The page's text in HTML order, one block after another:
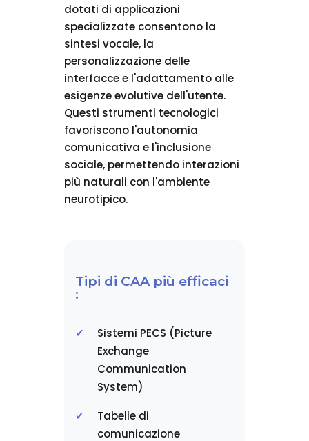
dotati di applicazioni
specializzate consentono la
sintesi vocale, la
personalizzazione delle
interfacce e l'adattamento alle
esigenze evolutive dell'utente.
Questi strumenti tecnologici
favoriscono l'autonomia
comunicativa e l'inclusione
sociale, permettendo interazioni
più naturali con l'ambiente
neurotipico.
Tipi di CAA più efficaci
:
Sistemi PECS (Picture
Exchange
Communication
System)
Tabelle di
comunicazione